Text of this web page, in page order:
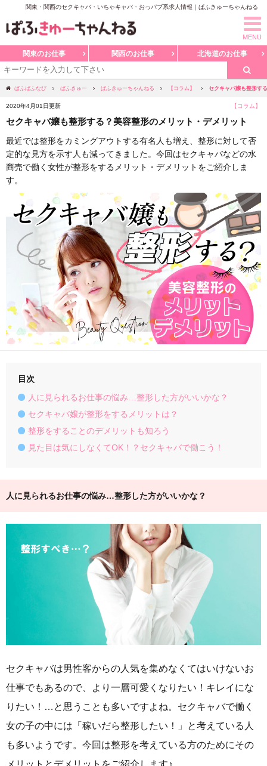
東・関西のセクキャバ・いちゃキャバ・おっパブ系求人情報｜ぱふきゅーちゃんねる
MENU
関東のお仕事 関西のお仕事 北海道のお仕事
ぱふぱふなび ぱふきゅー ぱふきゅーちゃんねる 【コラム】 セクキャバ嬢も整形す
2020年4月01日更新 【コラム】
セクキャバ嬢も整形する？美容整形のメリット・デメリット
最近では整形をカミングアウトする有名人も増え、整形に対して否
定的な見方を示す人も減ってきました。今回はセクキャバなどの水
商売で働く女性が整形をするメリット・デメリットをご紹介しま
す。
目次
人に見られるお仕事の悩み…整形した方がいいかな？
セクキャバ嬢が整形をするメリットは？
整形をすることのデメリットも知ろう
見た目は気にしなくてOK！？セクキャバで働こう！
人に見られるお仕事の悩み…整形した方がいいかな？
セクキャバは男性客からの人気を集めなくてはいけないお
仕事でもあるので、より一層可愛くなりたい！キレイにな
りたい！…と思うことも多いですよね。セクキャバで働く
女の子の中には「稼いだら整形したい！」と考えている人
も多いようです。今回は整形を考えている方のためにその
メリットとデメリットをご紹介します♪